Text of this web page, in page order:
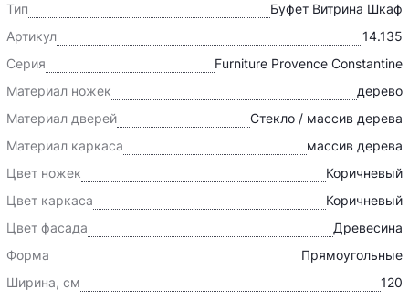
Тип
Буфет Витрина Шкаф
Артикул
14.135
Серия
Furniture Provence Constantine
Материал ножек
дерево
Материал дверей
Cтекло / массив дерева
Материал каркаса
массив дерева
Цвет ножек
Коричневый
Цвет каркаса
Коричневый
Цвет фасада
Древесина
Форма
Прямоугольные
Ширина, см
120